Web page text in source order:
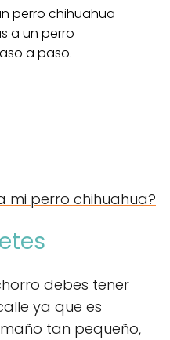
a un perro
a paso.
mi perro chihuahua?
debes tener
ya que es
tan pequeño,